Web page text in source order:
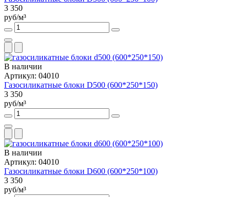
3 350
руб/м³
В наличии
Артикул: 04010
Газосиликатные блоки D500 (600*250*150)
3 350
руб/м³
В наличии
Артикул: 04010
Газосиликатные блоки D600 (600*250*100)
3 350
руб/м³